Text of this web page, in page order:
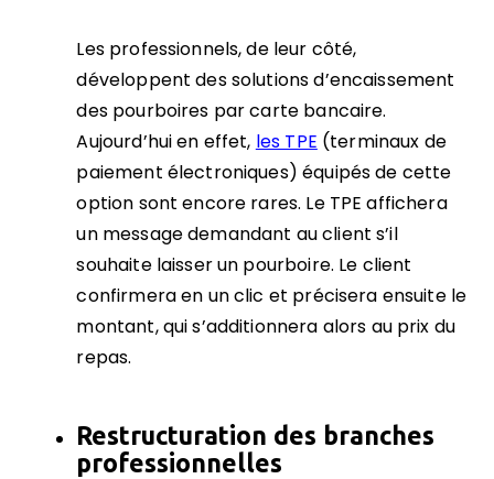
Les professionnels, de leur côté,
développent des solutions d’encaissement
des pourboires par carte bancaire.
Aujourd’hui en effet, les TPE (terminaux de
paiement électroniques) équipés de cette
option sont encore rares. Le TPE affichera
un message demandant au client s’il
souhaite laisser un pourboire. Le client
confirmera en un clic et précisera ensuite le
montant, qui s’additionnera alors au prix du
repas.
Restructuration des branches
professionnelles